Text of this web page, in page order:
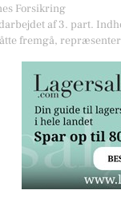
Forsikring
af 3. part.
fremgå,